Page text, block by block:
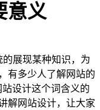
意义
展现某种知识，为
有多少人了解网站的
设计这个词含义的
解网站设计，让大家